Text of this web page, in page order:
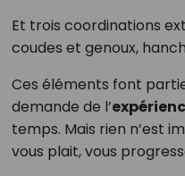
Et trois coordinations
coudes et genoux,
Ces éléments font
demande de l’
temps. Mais rien n’est
vous plait, vous